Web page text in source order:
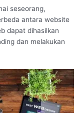
seseorang,
antara website
dapat dihasilkan
dan melakukan